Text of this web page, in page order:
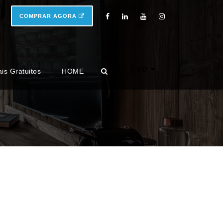
COMPRAR AGORA
Gratuitos HOME